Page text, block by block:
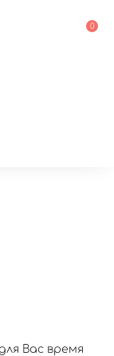
0
Вас время